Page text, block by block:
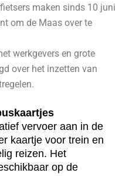
maken sinds 10 juni
om de Maas over te
werkgevers en grote
over het inzetten van
vervoer aan in de
kaartje voor trein en
reizen. Het
op de